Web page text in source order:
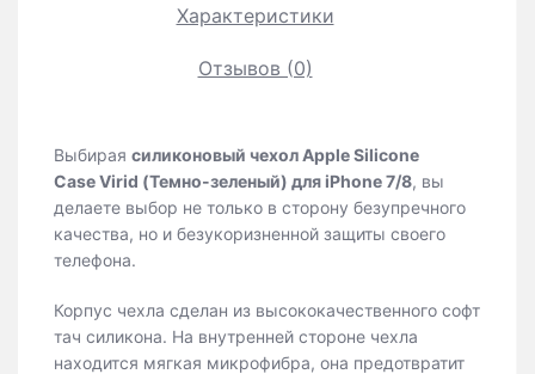
Характеристики
Отзывов (0)
Выбирая cиликоновый чехол Apple Silicone
CaseVirid (Темно-зеленый) для iPhone 7/8, вы
делаете выбор не только в сторону безупречного
качества, но и безукоризненной защиты своего
телефона.
Корпус чехла сделан из высококачественного софт
тач силикона. На внутренней стороне чехла
находится мягкая микрофибра, она предотвратит